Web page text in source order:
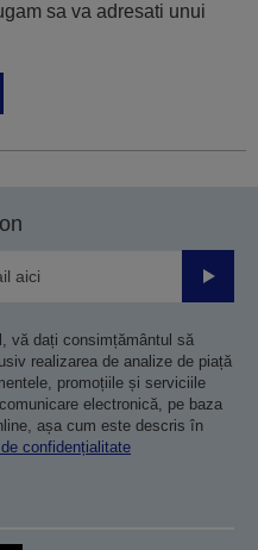
sa va adresati unui
vă dați consimțământul să
realizarea de analize de piață
promoțiile și serviciile
electronică, pe baza
așa cum este descris în
confidențialitate